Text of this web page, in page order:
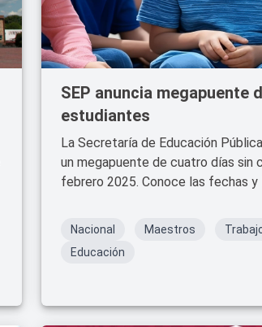
SEP anuncia megapuente
estudiantes
La Secretaría de Educación
un megapuente de cuatro días sin
febrero 2025. Conoce las fechas y
docentes.
Nacional Maestros
Educación